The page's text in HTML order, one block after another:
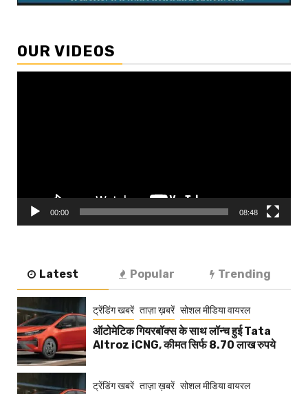
OUR VIDEOS
00:00 08:48
Latest Popular Trending
ट्रेंडिंग खबरें ताज़ा ख़बरें सोशल मीडिया वायरल
ऑटोमेटिक गियरबॉक्स के साथ लॉन्च हुई Tata
Altroz iCNG, कीमत सिर्फ 8.70 लाख रुपये
ट्रेंडिंग खबरें ताज़ा ख़बरें सोशल मीडिया वायरल